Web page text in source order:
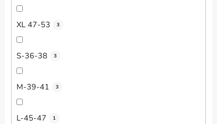
XL 47-53 3
S-36-38 3
M-39-41 3
L-45-47 1